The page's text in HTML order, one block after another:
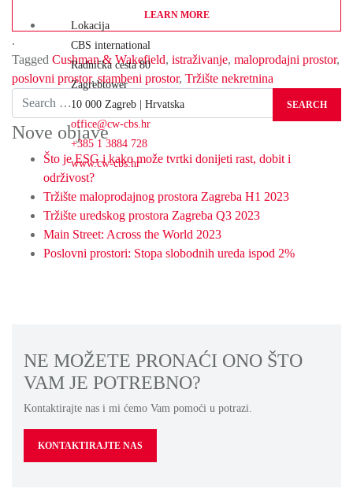
Lokacija
CBS international
Radnička cesta 80
Zagrebtower
10 000 Zagreb | Hrvatska
office@cw-cbs.hr
+385 1 3884 728
www.cw-cbs.hr
LEARN MORE
.
Tagged Cushman & Wakefield, istraživanje, maloprodajni prostor,
poslovni prostor,stambeni prostor, Tržište nekretnina
Search
Nove objave
Što je ESG i kako može tvrtki donijeti rast, dobit i
održivost?
Tržište maloprodajnog prostora Zagreba H1 2023
Tržište uredskog prostora Zagreba Q3 2023
Main Street: Across the World 2023
Poslovni prostori: Stopa slobodnih ureda ispod 2%
NE MOŽETE PRONAĆI ONO ŠTO
VAM JE POTREBNO?
Kontaktirajte nas i mi ćemo Vam pomoći u potrazi.
KONTAKTIRAJTE NAS